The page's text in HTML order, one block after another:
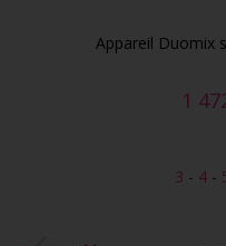
Appareil Duomix
1
3 - 4 -